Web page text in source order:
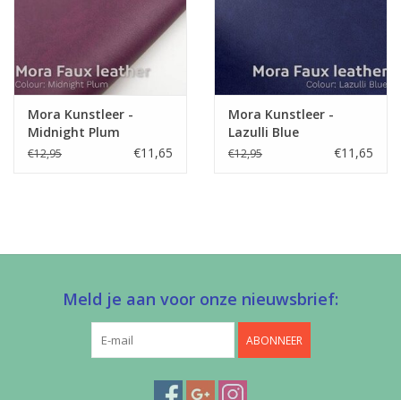
Mora Kunstleer -
Midnight Plum
€12,95 €11,65
Mora Kunstleer -
Lazulli Blue
€12,95 €11,65
Meld je aan voor onze nieuwsbrief:
ABONNEER